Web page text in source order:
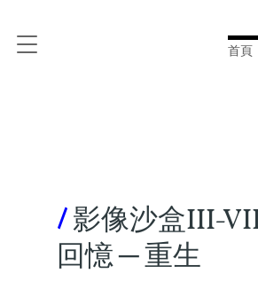
首頁
/影像沙盒III-
回憶 ─ 重生